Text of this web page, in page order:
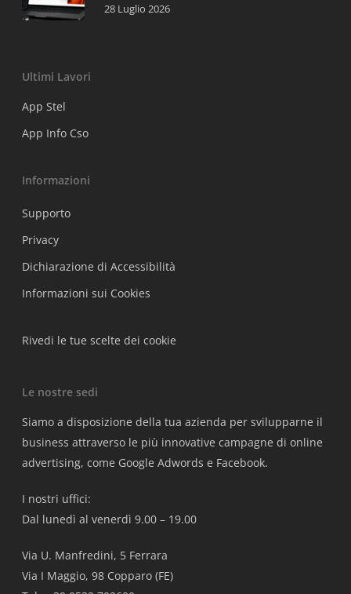
28 Luglio 2026
Ultimi Lavori
App Stel
App Info Cso
Informazioni
Supporto
Privacy
Dichiarazione di Accessibilità
Informazioni sui Cookies
Rivedi le tue scelte dei cookie
Le nostre sedi
Siamo a disposizione della tua azienda per svilupparne il
business attraverso le più innovative campagne di online
advertising, come Google Adwords e Facebook.
I nostri uffici:
Dal lunedì al venerdì 9.00 – 19.00
Via U. Manfredini, 5 Ferrara
Via I Maggio, 98 Copparo (FE)